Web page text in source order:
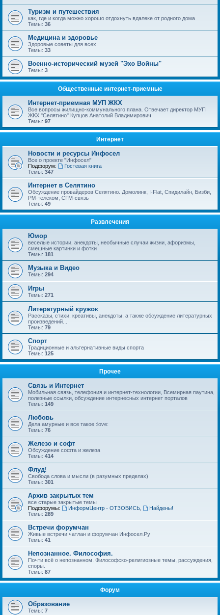
Туризм и путешествия
как, где и когда можно хорошо отдохнуть вдалеке от родного дома
Темы: 36
Медицина и здоровье
Здоровые советы для всех
Темы: 33
Военно-исторический музей "Эхо Войны"
Темы: 3
Общественные интернет-приемные
Интернет-приемная МУП ЖКХ
Все вопросы жилищно-коммунального плана. Отвечает директор МУП
ЖКХ "Селятино" Купцов Анатолий Владимирович
Темы: 97
Интернет
Новости и ресурсы Инфосел
Все о проекте "Инфосел"
Подфорум:
Гостевая книга
Темы: 347
Интернет в Селятино
Обсуждение провайдеров Селятино. Домолинк, I-Flat, Спидилайн, Бизби,
РМ-телеком, СГМ-связь
Темы: 49
Развлечения
Юмор
веселые истории, анекдоты, необычные случаи жизни, афоризмы,
смешные картинки и фотки
Темы: 181
Музыка и Видео
Темы: 294
Игры
Темы: 271
Литературный кружок
Рассказы, стихи, креативы, анекдоты, а также обсуждение литературных
произведений...
Темы: 79
Спорт
Традиционные и альтернативные виды спорта
Темы: 125
Прочее
Связь и Интернет
Мобильная связь, телефония и интернет-технологии, Всемирная паутина,
полезные ссылки, обсуждение интернесных интернет порталов
Темы: 149
Любовь
Дела амурные и все такое :love:
Темы: 76
Железо и софт
Обсуждение софта и железа
Темы: 414
Флуд!
Свобода слова и мысли (в разумных пределах)
Темы: 301
Архив закрытых тем
все старые закрытые темы
Подфорумы:
ИнформЦентр - ОТЗОВИСЬ,
Найдены!
Темы: 289
Встречи форумчан
Живые встречи чатлан и форумчан Инфосел.Ру
Темы: 41
Непознанное. Философия.
Почти всё о непознанном. Философско-религиозные темы, рассуждения,
споры.
Темы: 87
Форум
Образование
Темы: 7